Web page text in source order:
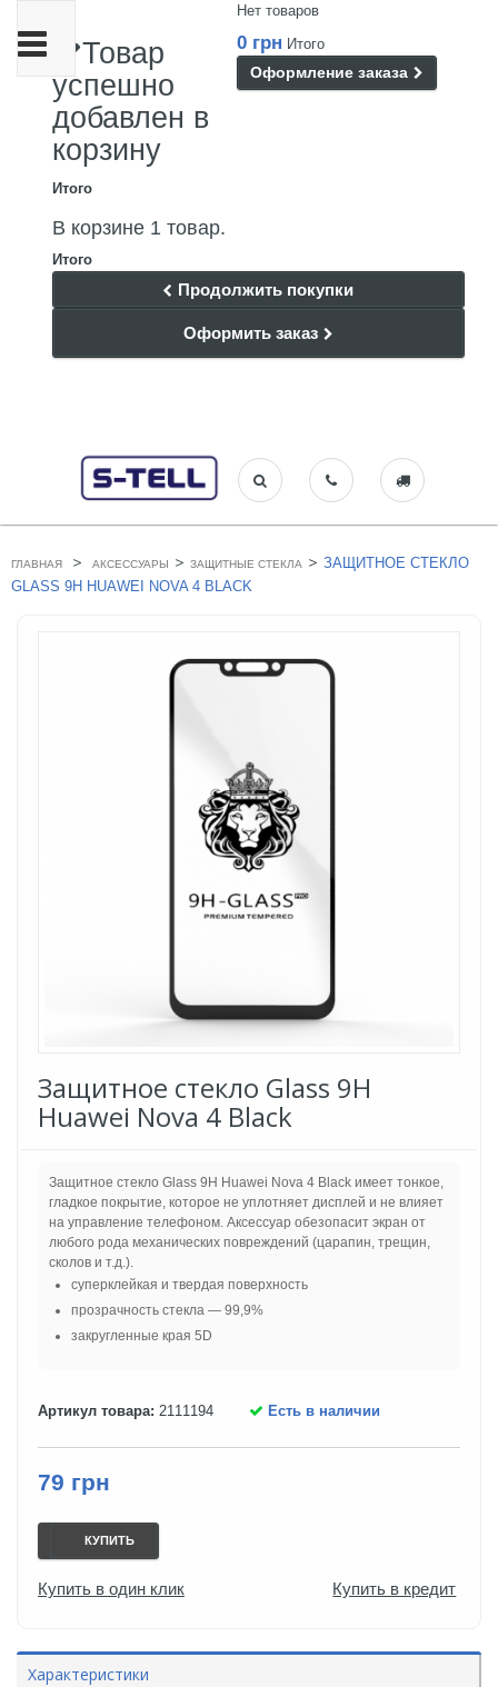
Нет товаров
0 грн Итого
Оформление заказа
Товар
успешно
добавлен в
корзину
Итого
В корзине 1 товар.
Итого
Продолжить покупки
Оформить заказ
Переключить
навигации
ГЛАВНАЯ > АКСЕССУАРЫ > ЗАЩИТНЫЕ СТЕКЛА > ЗАЩИТНОЕ СТЕКЛО
GLASS 9H HUAWEI NOVA 4 BLACK
Защитное стекло Glass 9H
Huawei Nova 4 Black
Защитное стекло Glass 9H Huawei Nova 4 Black имеет тонкое,
гладкое покрытие, которое не уплотняет дисплей и не влияет
на управление телефоном. Аксессуар обезопасит экран от
любого рода механических повреждений (царапин, трещин,
сколов и т.д.).
суперклейкая и твердая поверхность
прозрачность стекла — 99,9%
закругленные края 5D
Артикул товара: 2111194 Есть в наличии
79 грн
КУПИТЬ
Купить в один клик Купить в кредит
Характеристики